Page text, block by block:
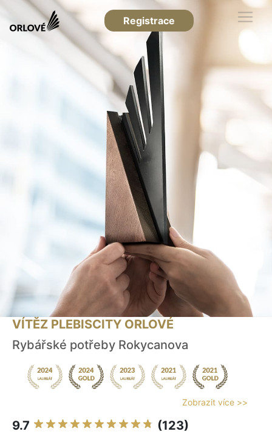
Registrace
VÍTĚZ PLEBISCITY ORLOVÉ
Rybářské potřeby Rokycanova
Zobrazit více >>
9.7 (123)